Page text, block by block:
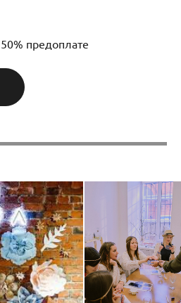
предоплате